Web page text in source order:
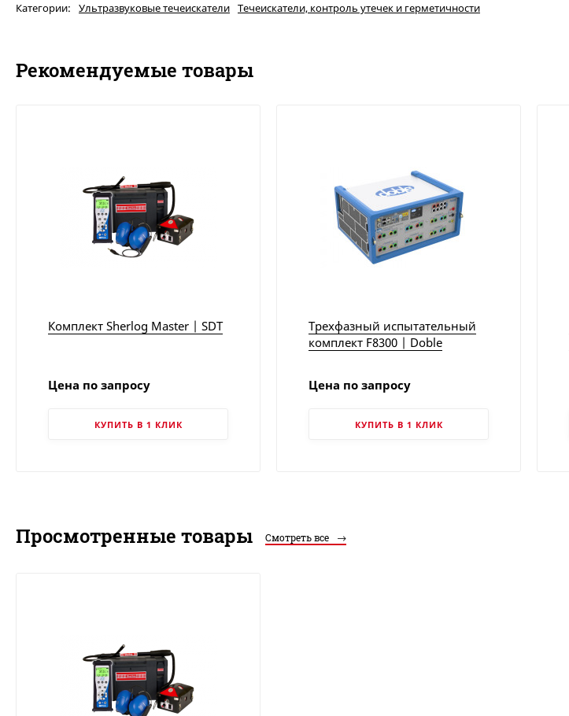
Категории: Ультразвуковые течеискатели Течеискатели, контроль утечек и герметичности
Рекомендуемые товары
Комплект Sherlog Master | SDT
Цена по запросу
КУПИТЬ В 1 КЛИК
Трехфазный испытательный
комплект F8300 | Doble
Цена по запросу
КУПИТЬ В 1 КЛИК
Просмотренные товары Смотреть все